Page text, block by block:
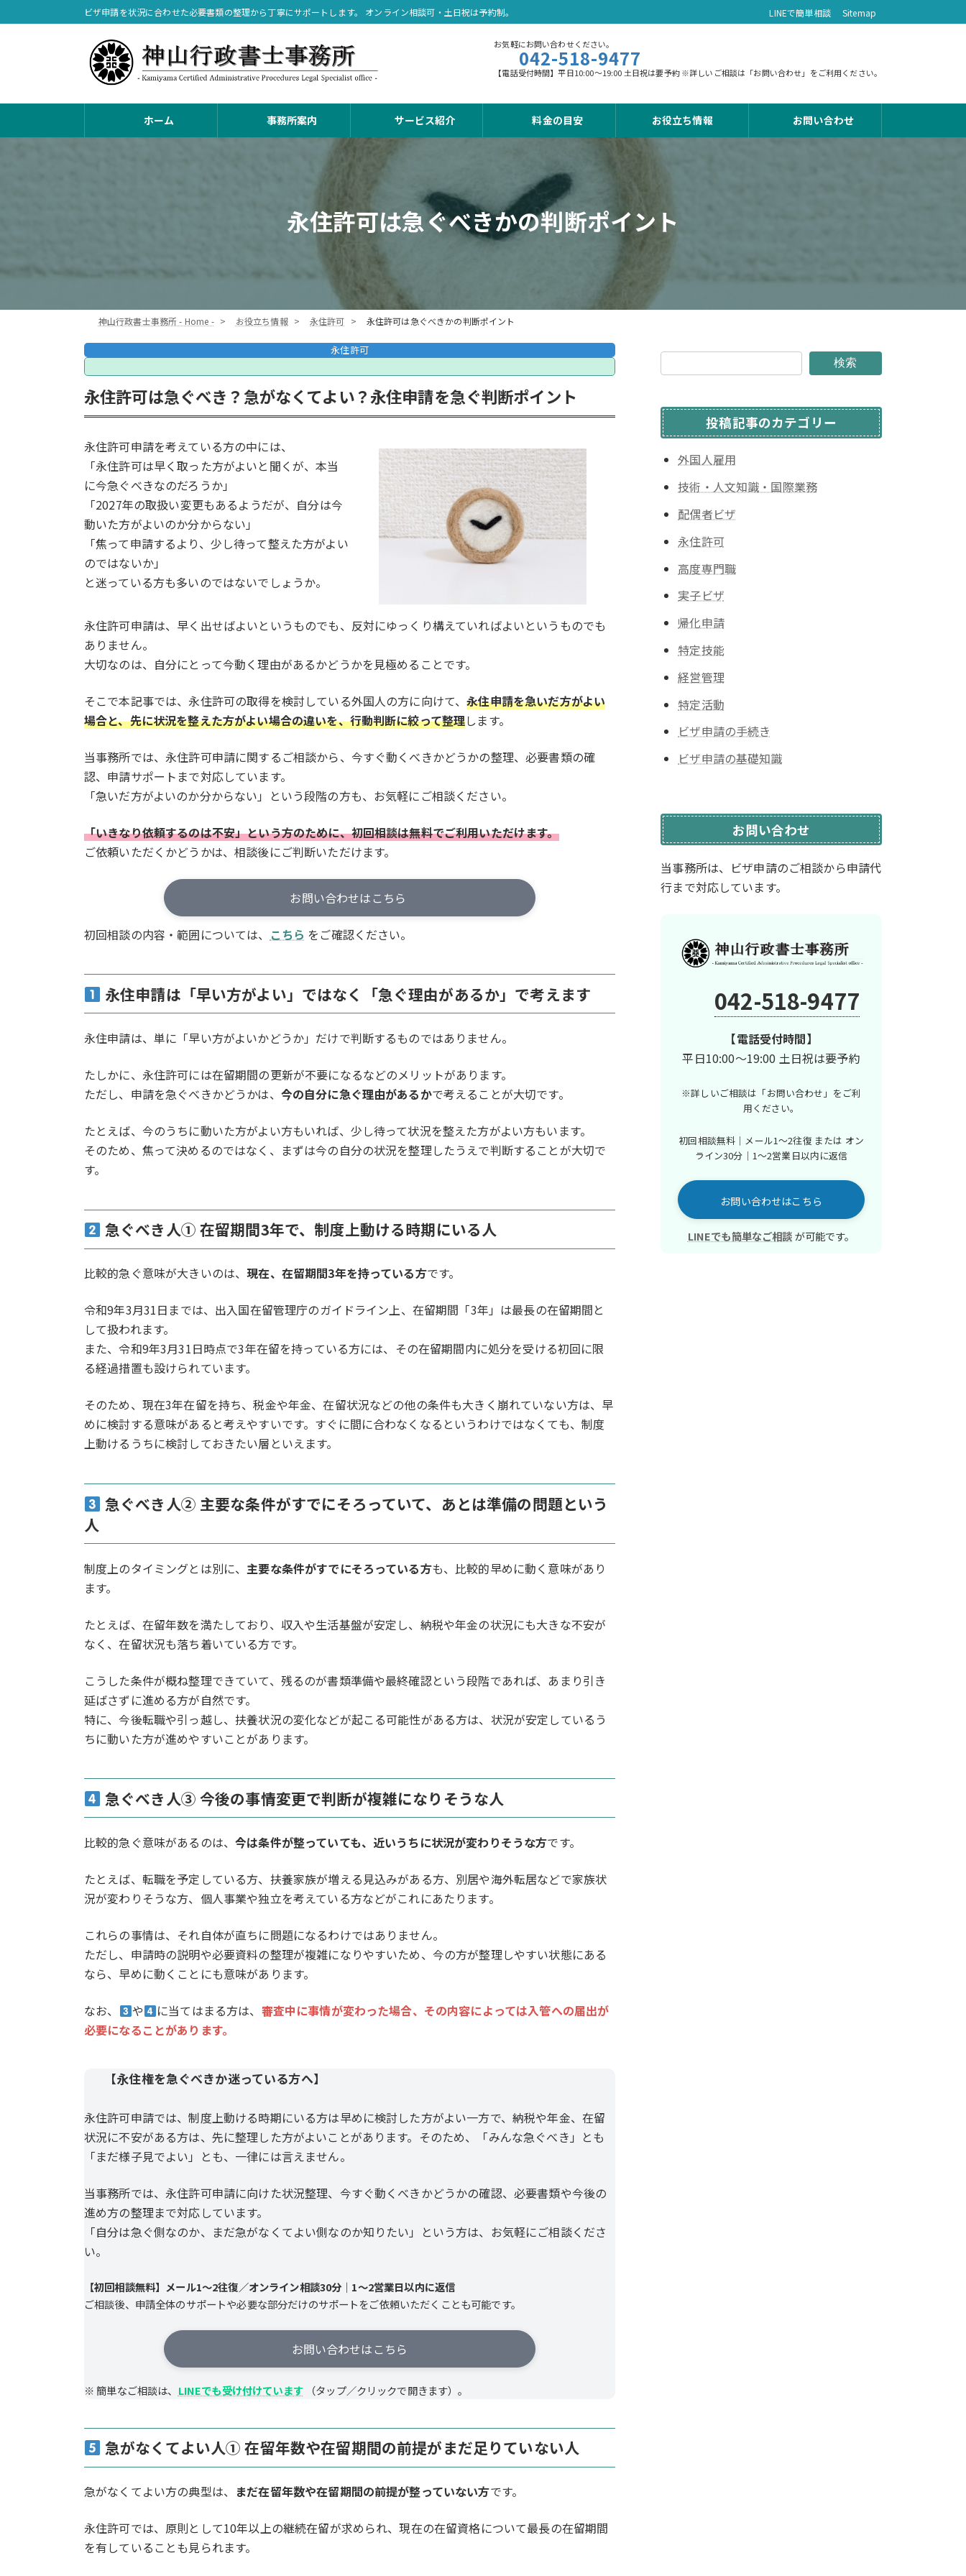
ン
キ
ビ
に
ビザ申請を状況に合わせた必要書類の整理から丁寧にサポートします。 オンライン相談可・土日祝は予約制。 LINEで簡単相談 Sitemap
お気軽にお問い合わせください。
042-518-9477
【電話受付時間】平日10:00～19:00 土日祝は要予約 ※詳しいご相談は「お問い合わせ」をご利用ください。
ホーム 事務所案内 サービス紹介 料金の目安 お役立ち情報 お問い合わせ
永住許可は急ぐべきかの判断ポイント
神山行政書士事務所 - Home - お役立ち情報 永住許可 永住許可は急ぐべきかの判断ポイント
永住許可
永住許可は急ぐべき？急がなくてよい？永住申請を急ぐ判断ポイント
永住許可申請を考えている方の中には、
「永住許可は早く取った方がよいと聞くが、本当
に今急ぐべきなのだろうか」
「2027年の取扱い変更もあるようだが、自分は今
動いた方がよいのか分からない」
「焦って申請するより、少し待って整えた方がよい
のではないか」
と迷っている方も多いのではないでしょうか。
永住許可申請は、早く出せばよいというものでも、反対にゆっくり構えていればよいというものでも
ありません。
大切なのは、自分にとって今動く理由があるかどうかを見極めることです。
そこで本記事では、永住許可の取得を検討している外国人の方に向けて、永住申請を急いだ方がよい
場合と、先に状況を整えた方がよい場合の違いを、行動判断に絞って整理します。
当事務所では、永住許可申請に関するご相談から、今すぐ動くべきかどうかの整理、必要書類の確
認、申請サポートまで対応しています。
「急いだ方がよいのか分からない」という段階の方も、お気軽にご相談ください。
「いきなり依頼するのは不安」という方のために、初回相談は無料でご利用いただけます。
ご依頼いただくかどうかは、相談後にご判断いただけます。
お問い合わせはこちら
初回相談の内容・範囲については、 こちら をご確認ください。
永住申請は「早い方がよい」ではなく「急ぐ理由があるか」で考えます
永住申請は、単に「早い方がよいかどうか」だけで判断するものではありません。
たしかに、永住許可には在留期間の更新が不要になるなどのメリットがあります。
ただし、申請を急ぐべきかどうかは、 今の自分に急ぐ理由があるかで考えることが大切です。
たとえば、今のうちに動いた方がよい方もいれば、少し待って状況を整えた方がよい方もいます。
そのため、焦って決めるのではなく、まずは今の自分の状況を整理したうえで判断することが大切で
す。
急ぐべき人① 在留期間3年で、制度上動ける時期にいる人
比較的急ぐ意味が大きいのは、現在、在留期間3年を持っている方です。
令和9年3月31日までは、出入国在留管理庁のガイドライン上、在留期間「3年」は最長の在留期間と
して扱われます。
また、令和9年3月31日時点で3年在留を持っている方には、その在留期間内に処分を受ける初回に限
る経過措置も設けられています。
そのため、現在3年在留を持ち、税金や年金、在留状況などの他の条件も大きく崩れていない方は、早
めに検討する意味があると考えやすいです。すぐに間に合わなくなるというわけではなくても、制度
上動けるうちに検討しておきたい層といえます。
急ぐべき人② 主要な条件がすでにそろっていて、あとは準備の問題という
人
制度上のタイミングとは別に、 主要な条件がすでにそろっている方も、比較的早めに動く意味があり
ます。
たとえば、在留年数を満たしており、収入や生活基盤が安定し、納税や年金の状況にも大きな不安が
なく、在留状況も落ち着いている方です。
こうした条件が概ね整理できていて、残るのが書類準備や最終確認という段階であれば、あまり引き
延ばさずに進める方が自然です。
特に、今後転職や引っ越し、扶養状況の変化などが起こる可能性がある方は、状況が安定しているう
ちに動いた方が進めやすいことがあります。
急ぐべき人③ 今後の事情変更で判断が複雑になりそうな人
比較的急ぐ意味があるのは、今は条件が整っていても、近いうちに状況が変わりそうな方です。
たとえば、転職を予定している方、扶養家族が増える見込みがある方、別居や海外転居などで家族状
況が変わりそうな方、個人事業や独立を考えている方などがこれにあたります。
これらの事情は、それ自体が直ちに問題になるわけではありません。
ただし、申請時の説明や必要資料の整理が複雑になりやすいため、今の方が整理しやすい状態にある
なら、早めに動くことにも意味があります。
なお、 や に当てはまる方は、 審査中に事情が変わった場合、その内容によっては入管への届出が
必要になることがあります。
【永住権を急ぐべきか迷っている方へ】
永住許可申請では、制度上動ける時期にいる方は早めに検討した方がよい一方で、納税や年金、在留
状況に不安がある方は、先に整理した方がよいことがあります。そのため、「みんな急ぐべき」とも
「まだ様子見でよい」とも、一律には言えません。
当事務所では、永住許可申請に向けた状況整理、今すぐ動くべきかどうかの確認、必要書類や今後の
進め方の整理まで対応しています。
「自分は急ぐ側なのか、まだ急がなくてよい側なのか知りたい」という方は、お気軽にご相談くださ
い。
【初回相談無料】メール1～2往復／オンライン相談30分｜1～2営業日以内に返信
ご相談後、申請全体のサポートや必要な部分だけのサポートをご依頼いただくことも可能です。
お問い合わせはこちら
※ 簡単なご相談は、 LINEでも受け付けています （タップ／クリックで開きます）。
急がなくてよい人① 在留年数や在留期間の前提がまだ足りていない人
急がなくてよい方の典型は、 まだ在留年数や在留期間の前提が整っていない方です。
永住許可では、原則として10年以上の継続在留が求められ、現在の在留資格について最長の在留期間
を有していることも見られます。
検索
投稿記事のカテゴリー
外国人雇用
技術・人文知識・国際業務
配偶者ビザ
永住許可
高度専門職
実子ビザ
帰化申請
特定技能
経営管理
特定活動
ビザ申請の手続き
ビザ申請の基礎知識
お問い合わせ
当事務所は、ビザ申請のご相談から申請代
行まで対応しています。
042-518-9477
【電話受付時間】
平日10:00～19:00 土日祝は要予約
※詳しいご相談は「お問い合わせ」を ご利
用ください。
初回相談無料｜メール1〜2往復 または オン
ライン30分｜1〜2営業日以内に返信
お問い合わせはこちら
LINEでも簡単なご相談が可能です。